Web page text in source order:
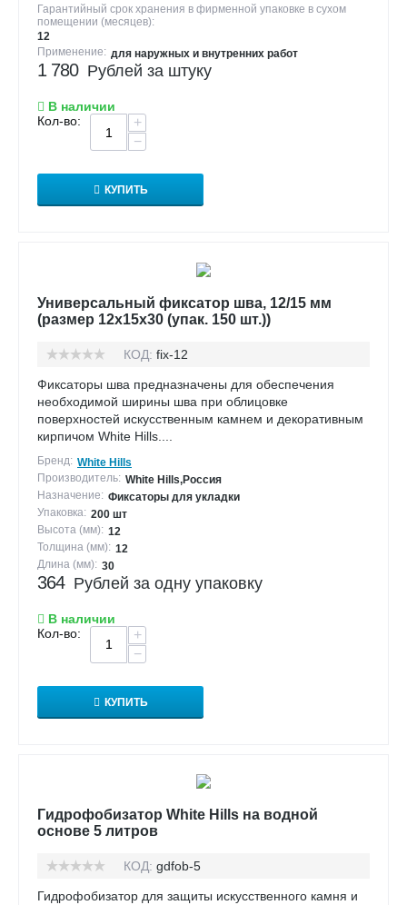
Гарантийный срок хранения в фирменной упаковке в сухом
помещении (месяцев):
12
Применение: для наружных и внутренних работ
1 780 Рублей за штуку
В наличии
Кол-во:
+
−
КУПИТЬ
Универсальный фиксатор шва, 12/15 мм
(размер 12х15х30 (упак. 150 шт.))
КОД: fix-12
Фиксаторы шва предназначены для обеспечения
необходимой ширины шва при облицовке
поверхностей искусственным камнем и декоративным
кирпичом White Hills....
Бренд: White Hills
Производитель: White Hills,Россия
Назначение: Фиксаторы для укладки
Упаковка: 200 шт
Высота (мм): 12
Толщина (мм): 12
Длина (мм): 30
364 Рублей за одну упаковку
В наличии
Кол-во:
+
−
КУПИТЬ
Гидрофобизатор White Hills на водной
основе 5 литров
КОД: gdfob-5
Гидрофобизатор для защиты искусственного камня и